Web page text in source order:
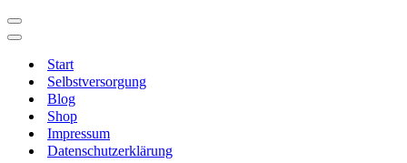
Navigationsmenü
Navigationsmenü
Start
Selbstversorgung
Blog
Shop
Impressum
Datenschutzerklärung